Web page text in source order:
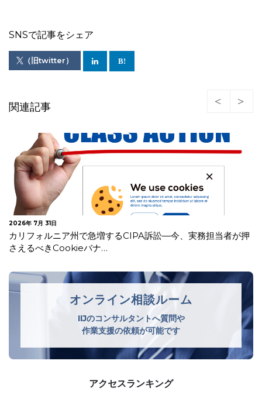
SNSで記事をシェア
（旧twitter）
関連記事
2026年 7月 30日
欧州委 違法商品等への対策が不十分としてデジタルサービ
ス法違反でAliExpress…
オンライン相談ルーム
IIJのコンサルタントへ質問や
作業支援の依頼が可能です
アクセスランキング